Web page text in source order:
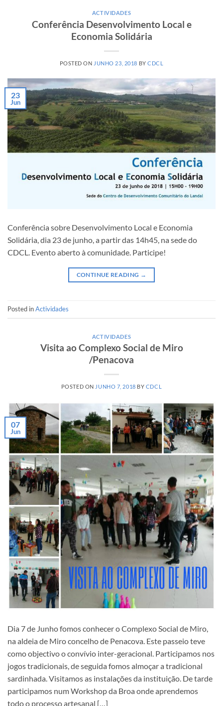
ACTIVIDADES
Conferência Desenvolvimento Local e
Economia Solidária
POSTED ON JUNHO 23, 2018 BYCDCL
23
Jun
Conferência sobre Desenvolvimento Local e Economia
Solidária, dia 23 de junho, a partir das 14h45, na sede do
CDCL. Evento aberto à comunidade. Participe!
CONTINUE READING →
Posted inActividades
ACTIVIDADES
Visita ao Complexo Social de Miro
/Penacova
POSTED ON JUNHO 7, 2018 BY CDCL
07
Jun
Dia 7 de Junho fomos conhecer o Complexo Social de Miro,
na aldeia de Miro concelho de Penacova. Este passeio teve
como objectivo o convívio inter-geracional. Participamos nos
jogos tradicionais, de seguida fomos almoçar a tradicional
sardinhada. Visitamos as instalações da instituição. De tarde
participamos num Workshop da Broa onde aprendemos
todo o processo artesanal […]